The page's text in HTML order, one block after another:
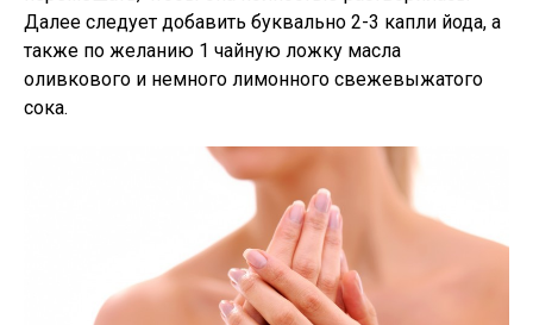
Далее следует добавить буквально 2-3 капли йода, а
также по желанию 1 чайную ложку масла
оливкового и немного лимонного свежевыжатого
сока.